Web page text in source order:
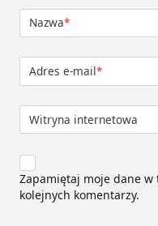
Nazwa*
Adres e-mail*
Witryna internetowa
Zapamiętaj moje dane
kolejnych komentarzy.